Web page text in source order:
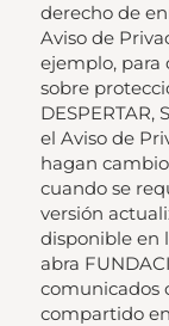
derecho de
Aviso de
ejemplo, para
sobre
DESPERTAR,
el Aviso de
hagan
cuando se
versión
disponible en
abra
comunicados
compartido